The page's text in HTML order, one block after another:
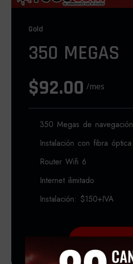
Gold
350 MEGAS
$92.00 /mes
350 Megas de navegación
Instalación con fibra óptica
Router Wifi 6
Internet ilimitado
Instalación: $150+IVA